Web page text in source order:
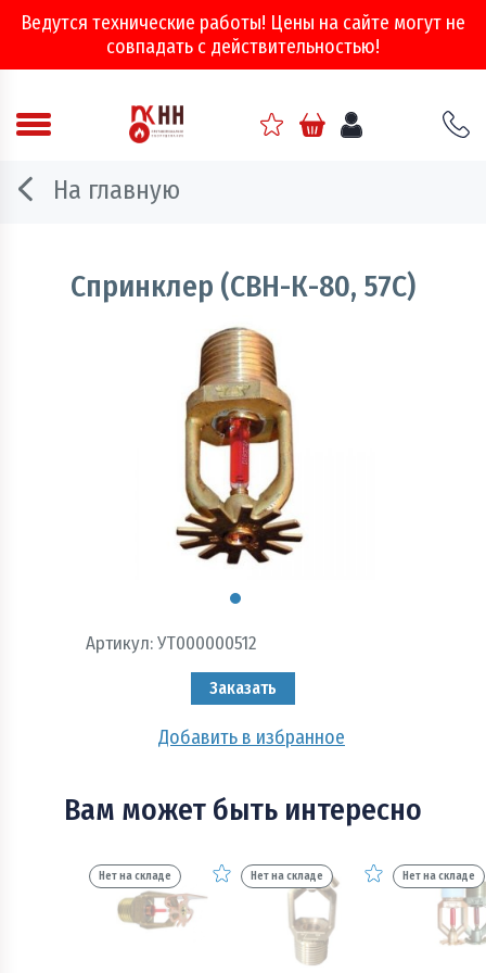
Ведутся технические работы! Цены на сайте могут не
совпадать с действительностью!
Аварийно - спасательное оборудование
Двери, ворота и люки противопожарные
Информационно-справочная литература
Обеспечение эвакуации, знаки безопасности
Огнебиозащитные составы
Пожарно - охранная сигнализация и системы
оповещения при пожаре
Средства защиты и безопасность труда
Стволы пожарные и водопенное оборудование
На главную
Спринклер (СВН-К-80, 57С)
Артикул:УТ000000512
Заказать
Добавить в избранное
Вам может быть интересно
Нет на складе Нет на складе Нет на складе